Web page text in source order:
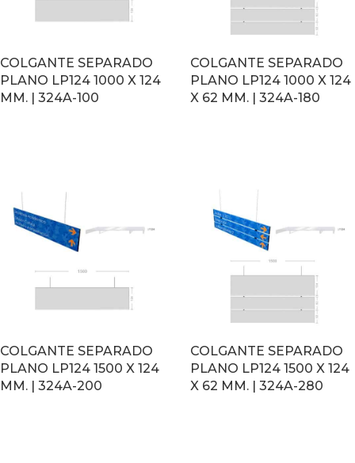
COLGANTE SEPARADO
PLANO LP124 1000 X 124
MM. | 324A-100
COLGANTE SEPARADO
PLANO LP124 1000 X 124
X 62 MM. | 324A-180
COLGANTE SEPARADO
PLANO LP124 1500 X 124
MM. | 324A-200
COLGANTE SEPARADO
PLANO LP124 1500 X 124
X 62 MM. | 324A-280